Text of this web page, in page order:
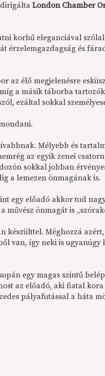
London Chamber
korhű eleganciával
érzelemgazdagság és
az élő megjelenésre
a másik táborba
ezáltal sokkal
Mélyebb és
az egyik zenei
sokkal jobban
a lemezen önmagának is.
egy előadó akkor tud
önmagát is
készülttel. Méghozzá
van, így neki is ugyanúgy
egy magas szintű
az előadó, aki fiatal
pályafutással a háta